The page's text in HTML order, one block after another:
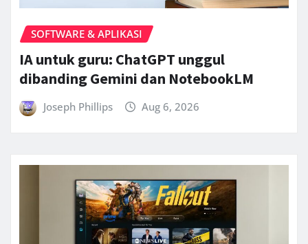
SOFTWARE & APLIKASI
IA untuk guru: ChatGPT unggul
dibanding Gemini dan NotebookLM
Joseph Phillips Aug 6, 2026